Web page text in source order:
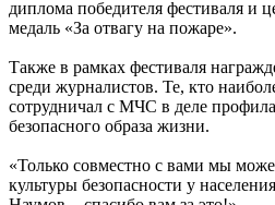
диплома победителя фестиваля и
медаль «За отвагу на пожаре».
Также в рамках фестиваля
среди журналистов. Те, кто
сотрудничал с МЧС в деле
безопасного образа жизни.
«Только совместно с вами мы
культуры безопасности у